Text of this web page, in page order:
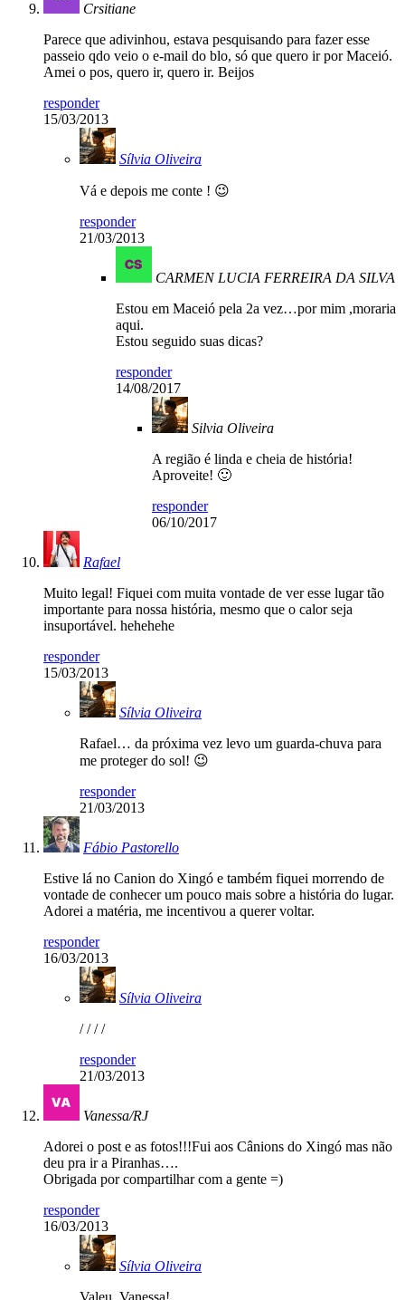
Crsitiane
Parece que adivinhou, estava pesquisando para fazer esse
passeio qdo veio o e-mail do blo, só que quero ir por Maceió.
Amei o pos, quero ir, quero ir. Beijos
responder
15/03/2013
Sílvia Oliveira
Vá e depois me conte ! 😉
responder
21/03/2013
CARMEN LUCIA FERREIRA DA SILVA
Estou em Maceió pela 2a vez…por mim ,moraria
aqui.
Estou seguido suas dicas?
responder
14/08/2017
Silvia Oliveira
A região é linda e cheia de história!
Aproveite! 🙂
responder
06/10/2017
Rafael
Muito legal! Fiquei com muita vontade de ver esse lugar tão
importante para nossa história, mesmo que o calor seja
insuportável. hehehehe
responder
15/03/2013
Sílvia Oliveira
Rafael… da próxima vez levo um guarda-chuva para
me proteger do sol! 😉
responder
21/03/2013
Fábio Pastorello
Estive lá no Canion do Xingó e também fiquei morrendo de
vontade de conhecer um pouco mais sobre a história do lugar.
Adorei a matéria, me incentivou a querer voltar.
responder
16/03/2013
Sílvia Oliveira
/ / / /
responder
21/03/2013
Vanessa/RJ
Adorei o post e as fotos!!!Fui aos Cânions do Xingó mas não
deu pra ir a Piranhas….
Obrigada por compartilhar com a gente =)
responder
16/03/2013
Sílvia Oliveira